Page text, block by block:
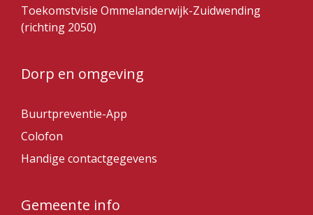
Toekomstvisie Ommelanderwijk-Zuidwending
(richting 2050)
Dorp en omgeving
Buurtpreventie-App
Colofon
Handige contactgegevens
Gemeente info